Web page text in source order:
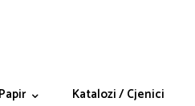
Katalozi / Cjenici